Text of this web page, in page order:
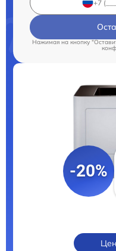
Нажимая на кнопку
-20%